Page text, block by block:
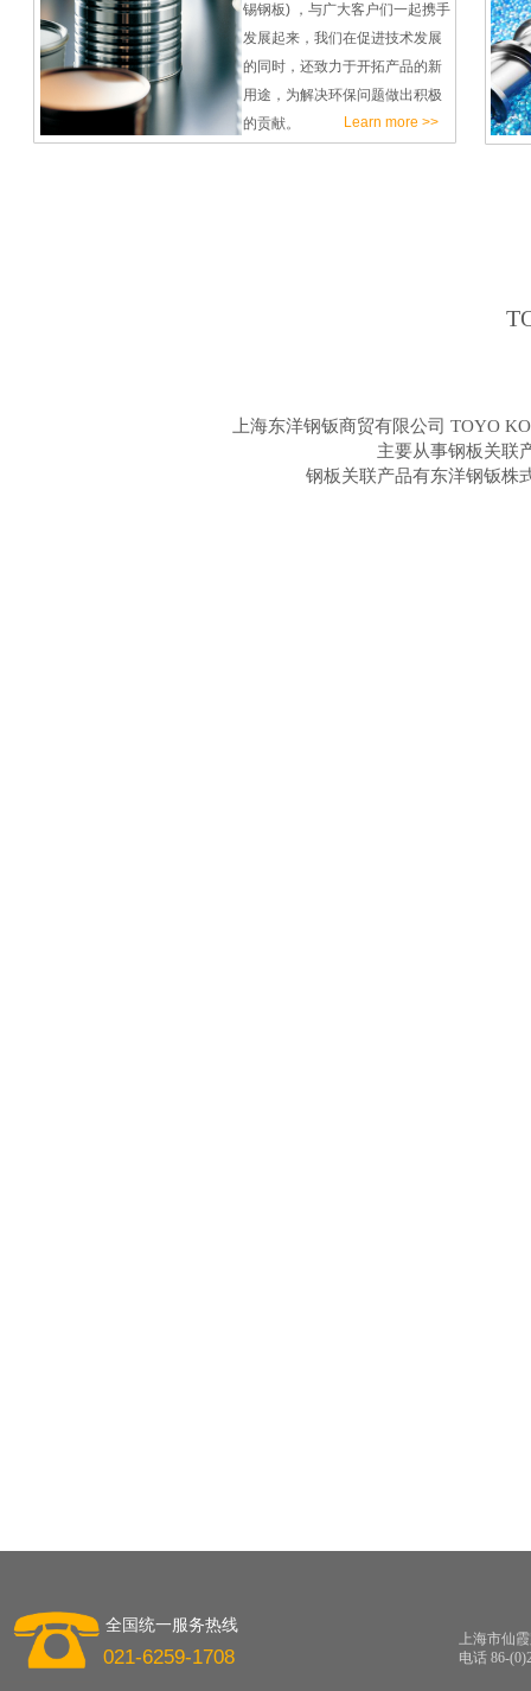
锡钢板) ，与广大客户们一起携手
发展起来，我们在促进技术发展
的同时，还致力于开拓产品的新
用途，为解决环保问题做出积极
的贡献。
Learn more >>
上海东洋钢钣商贸有限公司 TOYO
主要从事钢板关联
钢板关联产品有东洋钢钣株
上海市仙
电话 86-
全国统一服务热线
021-6259-1708